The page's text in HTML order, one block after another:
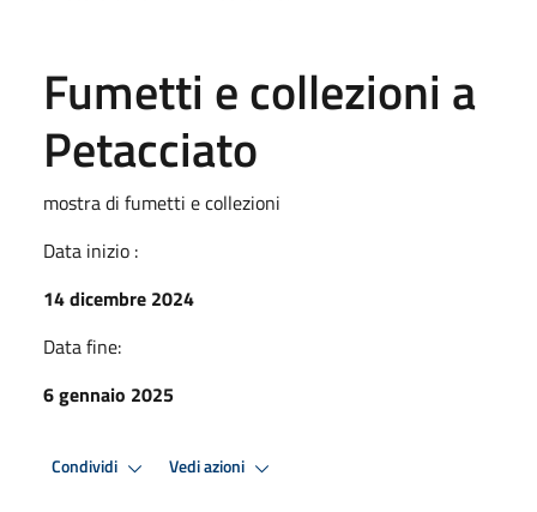
Fumetti e collezioni a
Petacciato
mostra di fumetti e collezioni
Data inizio :
14 dicembre 2024
Data fine:
6 gennaio 2025
Condividi Vedi azioni